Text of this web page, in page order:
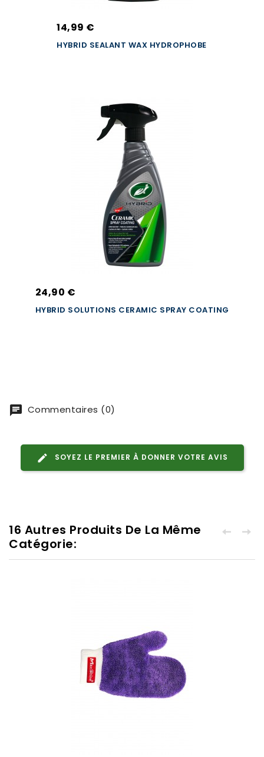
14,99 €
HYBRID SEALANT WAX HYDROPHOBE
24,90 €
HYBRID SOLUTIONS CERAMIC SPRAY COATING
Commentaires (0)
SOYEZ LE PREMIER À DONNER VOTRE AVIS
16 Autres Produits De La Même
Catégorie: